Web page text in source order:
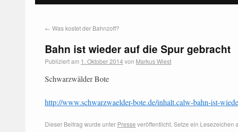
← Was kostet der Bahnzoff?
Bahn ist wieder auf die Spur gebracht
Publiziert am 1. Oktober 2014von Markus Wiest
Schwarzwälder Bote
http://www.schwarzwaelder-bote.de/inhalt.calw-bahn-ist-
Dieser Beitrag wurde unter Presse veröffentlicht. Setze ein Lesezeichen